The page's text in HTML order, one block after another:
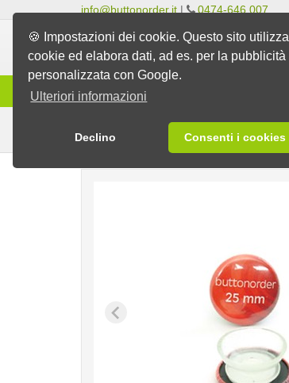
🍪 Impostazioni dei cookie. Questo sito utilizza
cookie ed elabora dati, ad es. per la pubblicità
personalizzata con Google.
Ulteriori informazioni
Declino Consenti i cookies
info@buttonorder.it | 0474-646 007
Gamma
Spille Spille con ventosa